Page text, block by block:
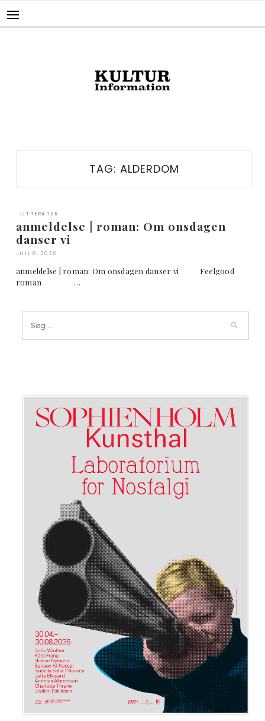
TAG: ALDERDOM
LITTERATUR
anmeldelse | roman: Om onsdagen
danser vi
JULI 8, 2026
anmeldelse | roman: Om onsdagen danser vi Feelgood
roman …